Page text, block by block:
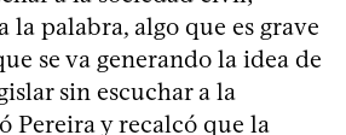
la palabra, algo que es grave
se va generando la idea de
sin escuchar a la
Pereira y recalcó que la